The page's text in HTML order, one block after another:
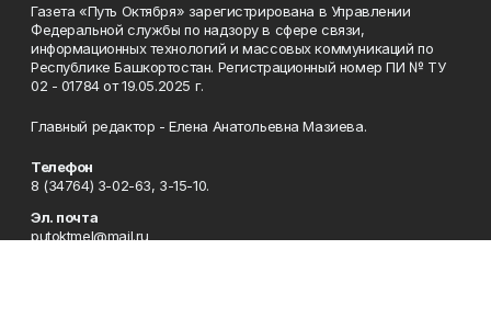
Газета «Путь Октября» зарегистрирована в Управлении
Федеральной службы по надзору в сфере связи,
информационных технологий и массовых коммуникаций по
Республике Башкортостан. Регистрационный номер ПИ № ТУ
02 - 01784 от 19.05.2025 г.
Главный редактор - Елена Анатольевна Мазиева.
Телефон
8 (34764) 3-02-63, 3-15-10.
Эл. почта
putoktmel@mail.ru